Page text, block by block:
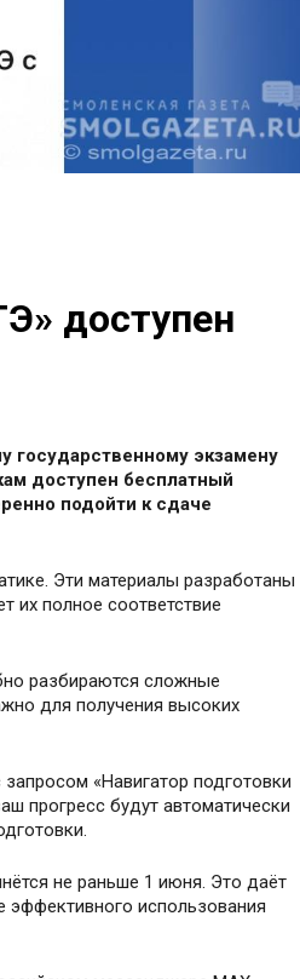
доступен
государственному экзамену
доступен бесплатный
подойти к сдаче
Эти материалы разработаны
их полное соответствие
разбираются сложные
для получения высоких
«Навигатор подготовки
прогресс будут автоматически
не раньше 1 июня. Это даёт
эффективного использования